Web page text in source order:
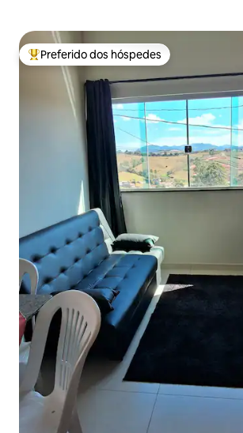
Entre os melhores preferidos dos hóspedes
Preferido dos hóspedes